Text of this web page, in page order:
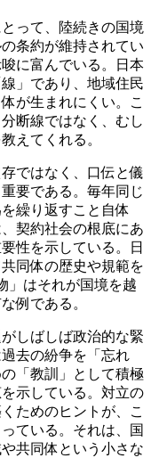
って、陸続きの国境
条約が維持されてい
に富んでいる。日本
」であり、地域住民
が生まれにくい。こ
断線ではなく、むし
えてくれる。
ではなく、口伝と儀
要である。毎年同じ
繰り返すこと自体
契約社会の根底にあ
性を示している。日
同体の歴史や規範を
」はそれが国境を越
例である。
しばしば政治的な緊
去の紛争を「忘れ
「教訓」として積極
示している。対立の
ためのヒントが、こ
ている。それは、国
共同体という小さな